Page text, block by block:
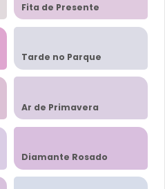
Fita de Presente
Tarde no Parque
Ar de Primavera
Diamante Rosado